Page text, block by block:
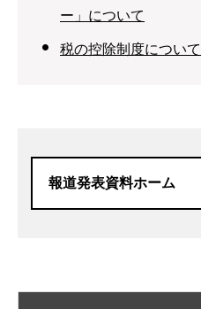
ー」について
税の控除制度について
報道発表資料ホーム